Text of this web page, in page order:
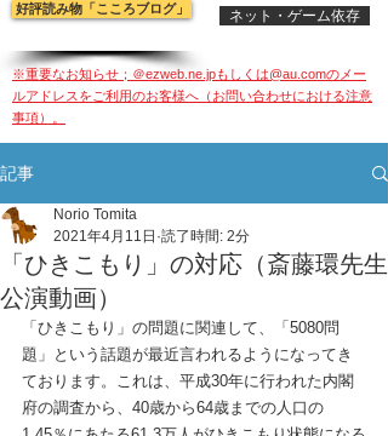
ネット・ゲーム依存
好評読み物「こころブログ」
※重要なお知らせ；＠ezweb.ne.jpもしくは@au.comのメー
ルアドレスをご利用のお客様へ（お問い合わせにおける注意
事項）。
記事
「ひきこもり」の対応（斎藤環先生
公演動画）
Norio Tomita
2021年4月11日 読了時間: 2分
「ひきこもり」の問題に関連して、「5080問
題」という話題が最近言われるようになってき
ております。これは、平成30年に行われた内閣
府の調査から、40歳から64歳までの人口の